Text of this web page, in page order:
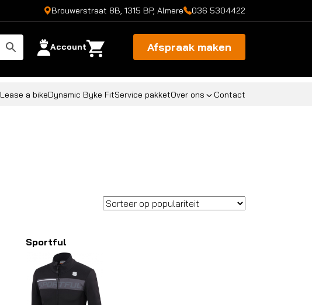
Brouwerstraat 8B, 1315 BP, Almere 036 5304422
Account Afspraak maken
Lease a bikeDynamic Byke FitService pakketOver ons Contact
Sportful